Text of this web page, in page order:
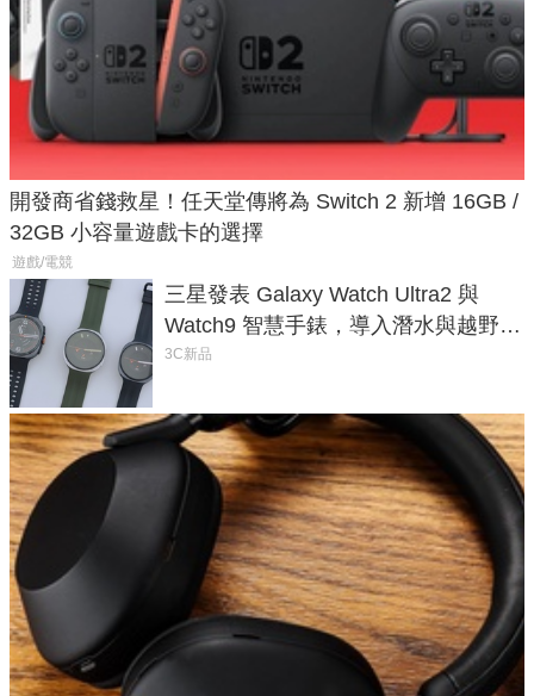
開發商省錢救星！任天堂傳將為 Switch 2 新增 16GB /
32GB 小容量遊戲卡的選擇
遊戲/電競
三星發表 Galaxy Watch Ultra2 與
Watch9 智慧手錶，導入潛水與越野跑
導航功能
3C新品